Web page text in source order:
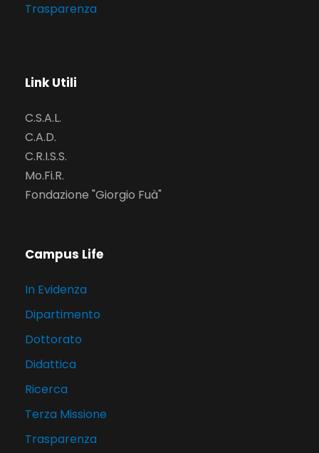
Trasparenza
Link Utili
C.S.A.L.
C.A.D.
C.R.I.S.S.
Mo.Fi.R.
Fondazione "Giorgio Fuà"
Campus Life
In Evidenza
Dipartimento
Dottorato
Didattica
Ricerca
Terza Missione
Trasparenza